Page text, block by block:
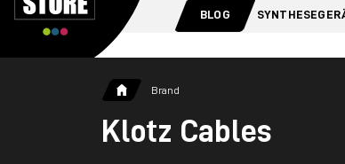
BLOG
Brand
Klotz Cables